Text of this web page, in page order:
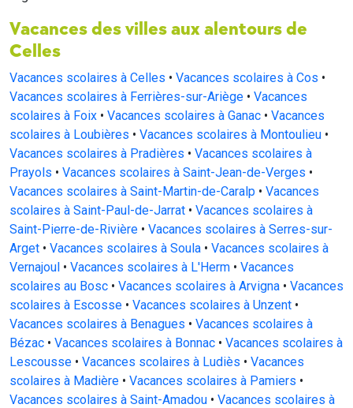
Vacances des villes aux alentours de
Celles
Vacances scolaires à Celles • Vacances scolaires à Cos •
Vacances scolaires à Ferrières-sur-Ariège • Vacances
scolaires à Foix • Vacances scolaires à Ganac • Vacances
scolaires à Loubières • Vacances scolaires à Montoulieu •
Vacances scolaires à Pradières • Vacances scolaires à
Prayols • Vacances scolaires à Saint-Jean-de-Verges •
Vacances scolaires à Saint-Martin-de-Caralp • Vacances
scolaires à Saint-Paul-de-Jarrat • Vacances scolaires à
Saint-Pierre-de-Rivière • Vacances scolaires à Serres-sur-
Arget • Vacances scolaires à Soula • Vacances scolaires à
Vernajoul • Vacances scolaires à L'Herm • Vacances
scolaires au Bosc • Vacances scolaires à Arvigna • Vacances
scolaires à Escosse • Vacances scolaires à Unzent •
Vacances scolaires à Benagues • Vacances scolaires à
Bézac • Vacances scolaires à Bonnac • Vacances scolaires à
Lescousse • Vacances scolaires à Ludiès • Vacances
scolaires à Madière • Vacances scolaires à Pamiers •
Vacances scolaires à Saint-Amadou • Vacances scolaires à